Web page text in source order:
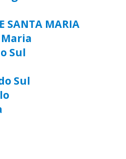
SANTA MARIA
Sul
Sul